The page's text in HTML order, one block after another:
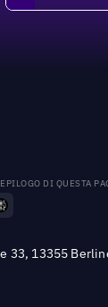
DI QUESTA
33, 13355